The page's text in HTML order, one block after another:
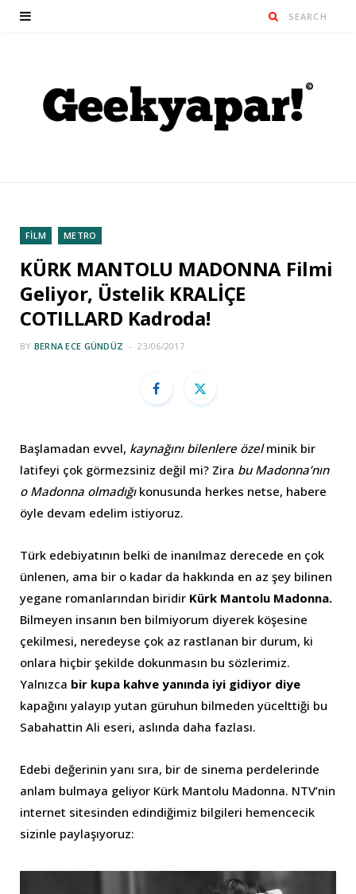
FİLM METRO
KÜRK MANTOLU MADONNA Filmi
Geliyor, Üstelik KRALİÇE
COTILLARD Kadroda!
BY BERNA ECE GÜNDÜZ 23/06/2017
Başlamadan evvel, kaynağını bilenlere özelminik bir
latifeyi çok görmezsiniz değil mi? Zira bu Madonna’nın
o Madonna olmadığıkonusunda herkes netse, habere
öyle devam edelim istiyoruz.
Türk edebiyatının belki de inanılmaz derecede en çok
ünlenen, ama bir o kadar da hakkında en az şey bilinen
yegane romanlarından biridir Kürk Mantolu Madonna.
Bilmeyen insanın ben bilmiyorum diyerek köşesine
çekilmesi, neredeyse çok az rastlanan bir durum, ki
onlara hiçbir şekilde dokunmasın bu sözlerimiz.
Yalnızca bir kupa kahve yanında iyi gidiyor diye
kapağını yalayıp yutan güruhun bilmeden yücelttiği bu
Sabahattin Ali eseri, aslında daha fazlası.
Edebi değerinin yanı sıra, bir de sinema perdelerinde
anlam bulmaya geliyor Kürk Mantolu Madonna. NTV’nin
internet sitesinden edindiğimiz bilgileri hemencecik
sizinle paylaşıyoruz: